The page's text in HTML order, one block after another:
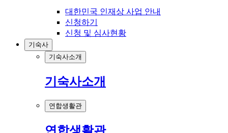
대한민국 인재상 사업 안내
신청하기
신청 및 심사현황
기숙사
기숙사소개
기숙사소개
연합생활관
연합생활관